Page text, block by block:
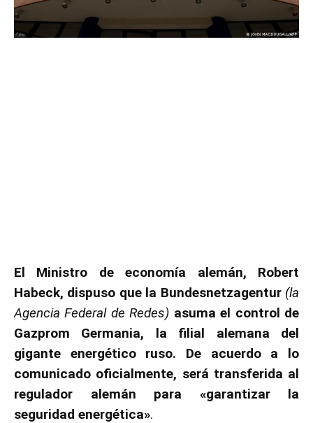
El Ministro de economía alemán, Robert
Habeck, dispuso que la Bundesnetzagentur (la
Agencia Federal de Redes) asuma el control de
Gazprom Germania, la filial alemana del
gigante energético ruso. De acuerdo a lo
comunicado oficialmente, será transferida al
regulador alemán para «garantizar la
seguridad energética».